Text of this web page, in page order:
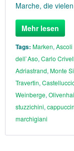
Marche, die
Mehr lesen
Tags: Marken, Ascoli
dell`Aso, Carlo
Adriastrand, Monte
Travertin,
Weinberge,
stuzzichini,
marchigiani